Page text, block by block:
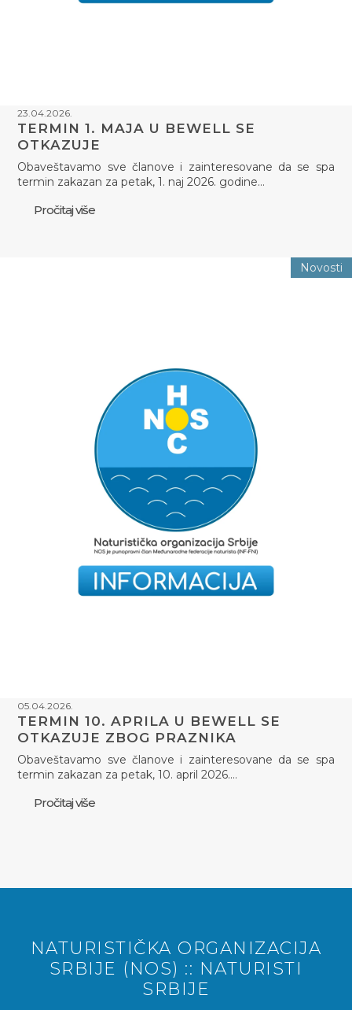
23.04.2026.
TERMIN 1. MAJA U BEWELL SE
OTKAZUJE
Obaveštavamo sve članove i zainteresovane da se spa
termin zakazan za petak, 1. naj 2026. godine…
Pročitaj više
Novosti
05.04.2026.
TERMIN 10. APRILA U BEWELL SE
OTKAZUJE ZBOG PRAZNIKA
Obaveštavamo sve članove i zainteresovane da se spa
termin zakazan za petak, 10. april 2026.…
Pročitaj više
NATURISTIČKA ORGANIZACIJA
SRBIJE (NOS) :: NATURISTI
SRBIJE